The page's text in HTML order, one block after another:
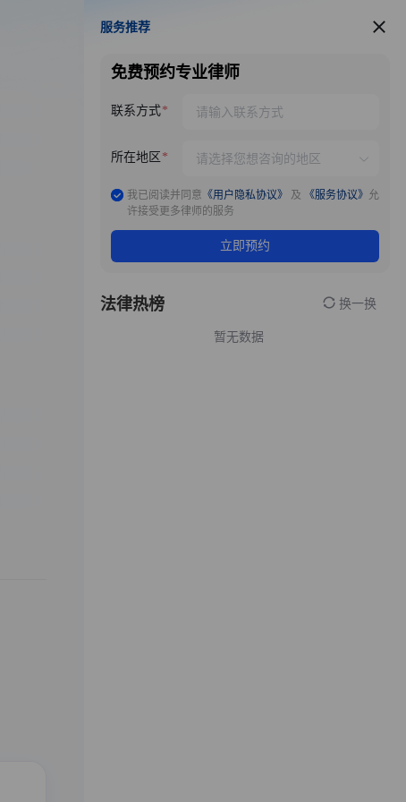
服务推荐
服务推荐
免费预约专业律师
联系方式
所在地区
我已阅读并同意 《用户隐私协议》 及 《服务协议》 允
许接受更多律师的服务
立即预约
法律热榜 换一换
暂无数据